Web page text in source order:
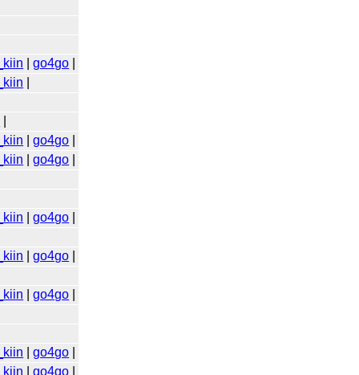
|go4go
|go4go
|go4go
|go4go
|go4go
|go4go
|go4go
|go4go